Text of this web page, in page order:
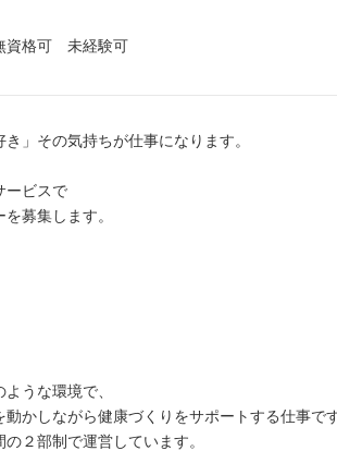
資格可 未経験可
き」その気持ちが仕事になります。
ービスで
募集します。
うな環境で、
かしながら健康づくりをサポートする仕事です
２部制で運営しています。